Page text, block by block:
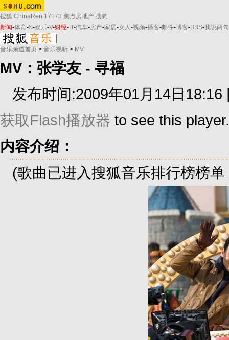
搜狐 ChinaRen 17173 焦点房地产 搜狗
新闻-体育-S-娱乐-V-财经- IT-汽车-房产-家居-女人-视频-播客-邮件-博客-BBS-我说两句
音乐频道首页 > 音乐视听 > MV
MV：张学友 - 寻福
发布时间:2009年01月14日
获取Flash播放器 to see this player.
内容介绍：
(歌曲已进入搜狐音乐排行榜榜单